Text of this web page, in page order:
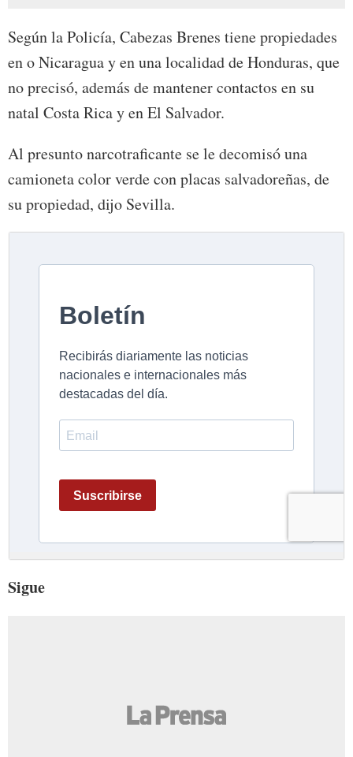
Según la Policía, Cabezas Brenes tiene propiedades
en o Nicaragua y en una localidad de Honduras, que
no precisó, además de mantener contactos en su
natal Costa Rica y en El Salvador.
Al presunto narcotraficante se le decomisó una
camioneta color verde con placas salvadoreñas, de
su propiedad, dijo Sevilla.
Sigue